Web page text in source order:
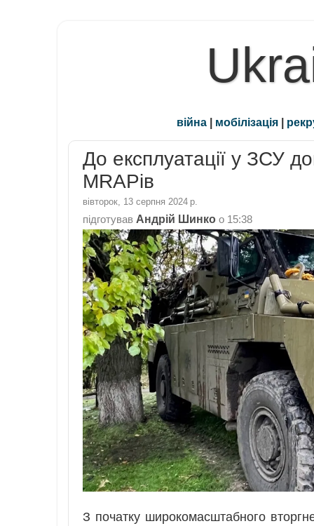
війна | мобілізація |
До експлуатації у ЗСУ
MRAPів
вівторок, 13 серпня 2024 р.
підготував Андрій Шинко о 15:38
З початку широкомасштабного